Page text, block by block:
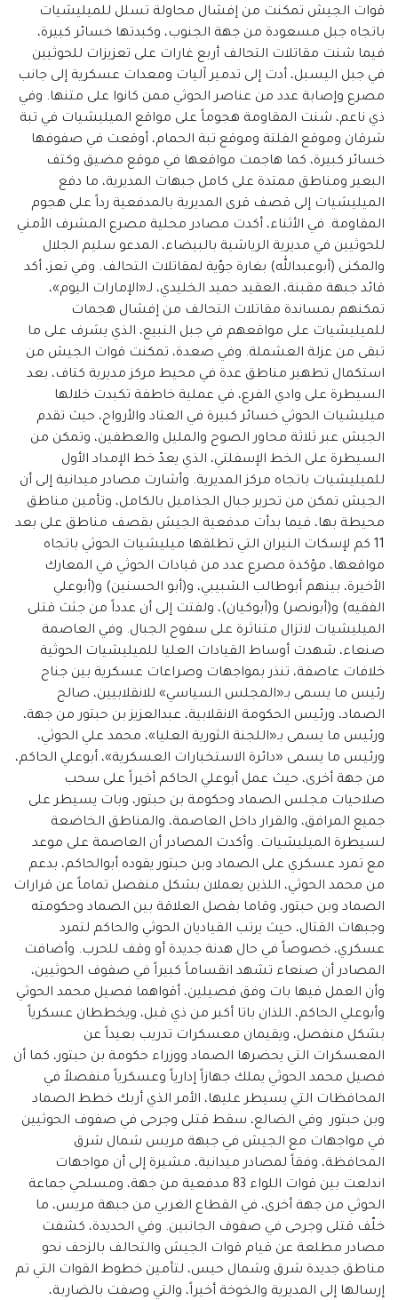
قوات الجيش تمكنت من إفشال محاولة تسلل للميليشيات
باتجاه جبل مسعودة من جهة الجنوب، وكبدتها خسائر كبيرة،
فيما شنت مقاتلات التحالف أربع غارات على تعزيزات للحوثيين
في جبل اليسبل، أدت إلى تدمير آليات ومعدات عسكرية إلى جانب
مصرع وإصابة عدد من عناصر الحوثي ممن كانوا على متنها. وفي
ذي ناعم، شنت المقاومة هجوماً على مواقع الميليشيات في تبة
شرقان وموقع الفلتة وموقع تبة الحمام، أوقعت في صفوفها
خسائر كبيرة، كما هاجمت مواقعها في موقع مضيق وكتف
البعير ومناطق ممتدة على كامل جبهات المديرية، ما دفع
الميليشيات إلى قصف قرى المديرية بالمدفعية رداً على هجوم
المقاومة. في الأثناء، أكدت مصادر محلية مصرع المشرف الأمني
للحوثيين في مديرية الرياشية بالبيضاء، المدعو سليم الجلال
والمكنى (أبوعبدالله) بغارة جوّية لمقاتلات التحالف. وفي تعز، أكد
قائد جبهة مقبنة، العقيد حميد الخليدي، لـ«الإمارات اليوم»،
تمكنهم بمساندة مقاتلات التحالف من إفشال هجمات
للميليشيات على مواقعهم في جبل النبيع، الذي يشرف على ما
تبقى من عزلة العشملة. وفي صعدة، تمكنت قوات الجيش من
استكمال تطهير مناطق عدة في محيط مركز مديرية كتاف، بعد
السيطرة على وادي الفرع، في عملية خاطفة تكبدت خلالها
ميليشيات الحوثي خسائر كبيرة في العتاد والأرواح، حيث تقدم
الجيش عبر ثلاثة محاور الصوح والمليل والعطفين، وتمكن من
السيطرة على الخط الإسفلتي، الذي يعدّ خط الإمداد الأول
للميليشيات باتجاه مركز المديرية. وأشارت مصادر ميدانية إلى أن
الجيش تمكن من تحرير جبال الجذاميل بالكامل، وتأمين مناطق
محيطة بها، فيما بدأت مدفعية الجيش بقصف مناطق على بعد
11 كم لإسكات النيران التي تطلقها ميليشيات الحوثي باتجاه
مواقعها، مؤكدة مصرع عدد من قيادات الحوثي في المعارك
الأخيرة، بينهم أبوطالب الشبيبي، و(أبو الحسنين) و(أبوعلي
الفقيه) و(أبونصر) و(أبوكيان)، ولفتت إلى أن عدداً من جثث قتلى
الميليشيات لاتزال متناثرة على سفوح الجبال. وفي العاصمة
صنعاء، شهدت أوساط القيادات العليا للميليشيات الحوثية
خلافات عاصفة، تنذر بمواجهات وصراعات عسكرية بين جناح
رئيس ما يسمى بـ«المجلس السياسي» للانقلابيين، صالح
الصماد، ورئيس الحكومة الانقلابية، عبدالعزيز بن حبتور من جهة،
ورئيس ما يسمى بـ«اللجنة الثورية العليا»، محمد علي الحوثي،
ورئيس ما يسمى «دائرة الاستخبارات العسكرية»، أبوعلي الحاكم،
من جهة أخرى، حيث عمل أبوعلي الحاكم أخيراً على سحب
صلاحيات مجلس الصماد وحكومة بن حبتور، وبات يسيطر على
جميع المرافق، والقرار داخل العاصمة، والمناطق الخاضعة
لسيطرة الميليشيات. وأكدت المصادر أن العاصمة على موعد
مع تمرد عسكري على الصماد وبن حبتور يقوده أبوالحاكم، بدعم
من محمد الحوثي، اللذين يعملان بشكل منفصل تماماً عن قرارات
الصماد وبن حبتور، وقاما بفصل العلاقة بين الصماد وحكومته
وجبهات القتال، حيث يرتب القياديان الحوثي والحاكم لتمرد
عسكري، خصوصاً في حال هدنة جديدة أو وقف للحرب. وأضافت
المصادر أن صنعاء تشهد انقساماً كبيراً في صفوف الحوثيين،
وأن العمل فيها بات وفق فصيلين، أقواهما فصيل محمد الحوثي
وأبوعلي الحاكم، اللذان باتا أكبر من ذي قبل، ويخططان عسكرياً
بشكل منفصل، ويقيمان معسكرات تدريب بعيداً عن
المعسكرات التي يحضرها الصماد ووزراء حكومة بن حبتور، كما أن
فصيل محمد الحوثي يملك جهازاً إدارياً وعسكرياً منفصلاً في
المحافظات التي يسيطر عليها، الأمر الذي أربك خطط الصماد
وبن حبتور. وفي الضالع، سقط قتلى وجرحى في صفوف الحوثيين
في مواجهات مع الجيش في جبهة مريس شمال شرق
المحافظة، وفقاً لمصادر ميدانية، مشيرة إلى أن مواجهات
اندلعت بين قوات اللواء 83 مدفعية من جهة، ومسلحي جماعة
الحوثي من جهة أخرى، في القطاع الغربي من جبهة مريس، ما
خلّف قتلى وجرحى في صفوف الجانبين. وفي الحديدة، كشفت
مصادر مطلعة عن قيام قوات الجيش والتحالف بالزحف نحو
مناطق جديدة شرق وشمال حيس، لتأمين خطوط القوات التي تم
إرسالها إلى المديرية والخوخة أخيراً، والتي وصفت بالضاربة،